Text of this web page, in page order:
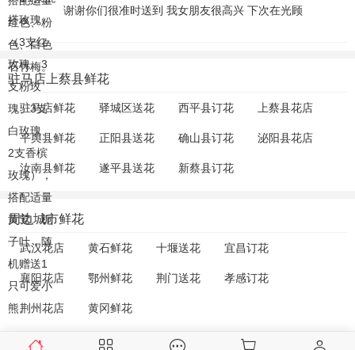
谢谢你们很准时送到 我女朋友很高兴 下次在光顾
驻马店上蔡县鲜花
驻马店鲜花 驿城区送花 西平县订花 上蔡县花店
平舆县鲜花 正阳县送花 确山县订花 泌阳县花店
汝南县鲜花 遂平县送花 新蔡县订花
周边城市鲜花
武汉花店 黄石鲜花 十堰送花 宜昌订花
襄阳花店 鄂州鲜花 荆门送花 孝感订花
荆州花店 黄冈鲜花